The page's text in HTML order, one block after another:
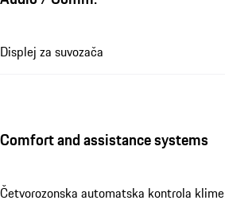
Displej za suvozača
Comfort and assistance systems
Četvorozonska automatska kontrola klime